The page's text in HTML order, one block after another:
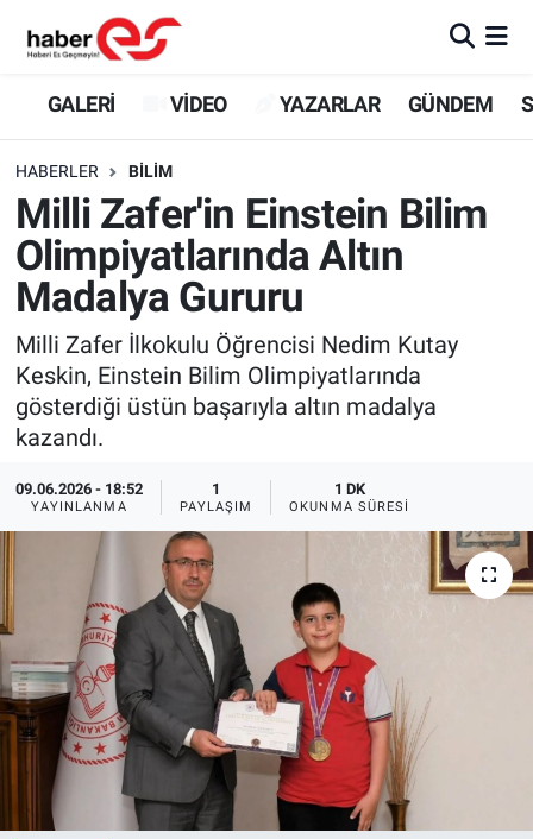
GALERİ VİDEO YAZARLAR GÜNDEM
HABERLER BİLİM
Milli Zafer'in Einstein Bilim
Olimpiyatlarında Altın
Madalya Gururu
Milli Zafer İlkokulu Öğrencisi Nedim Kutay
Keskin, Einstein Bilim Olimpiyatlarında
gösterdiği üstün başarıyla altın madalya
kazandı.
09.06.2026 - 18:52
YAYINLANMA
1
PAYLAŞIM
1 DK
OKUNMA SÜRESI
GALERİ
YAZARLAR
GÜNDEM
SİYASET
TEKNOLOJİ
EKONOMİ
SPOR
ASAYİŞ
Eskişehir Nöbetçi Eczaneler
Eskişehir Trafik Yoğunluk Haritası
Süper Lig Puan Durumu ve Fikstür
Tüm Manşetler
Son Dakika Haberleri
Haber Arşivi